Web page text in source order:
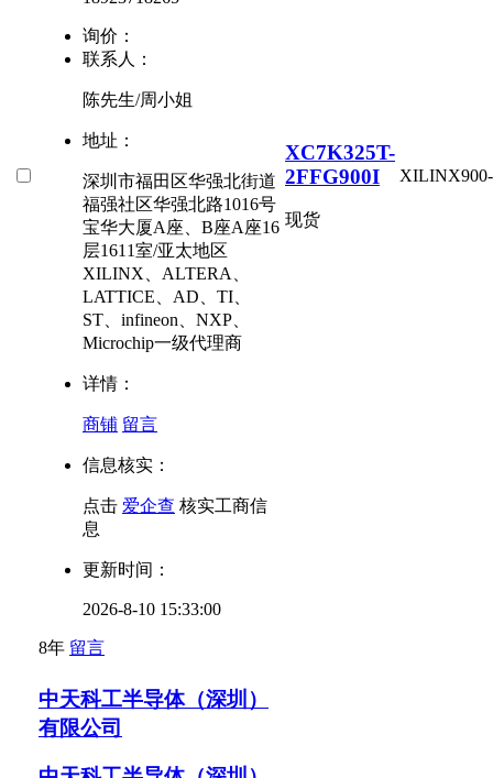
询价：
联系人：
陈先生/周小姐
地址：
深圳市福田区华强北街道
福强社区华强北路1016号
宝华大厦A座、B座A座16
层1611室/亚太地区
XILINX、ALTERA、
LATTICE、AD、TI、
ST、infineon、NXP、
Microchip一级代理商
详情：
商铺 留言
信息核实：
点击 爱企查 核实工商信
息
更新时间：
2026-8-10 15:33:00
8年 留言
XC7K325T-
2FFG900I
现货
XILINX
中天科工半导体（深圳）
有限公司